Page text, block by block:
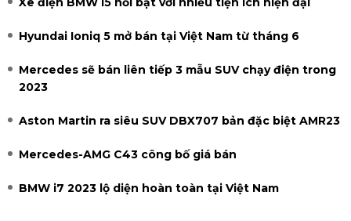
Hyundai Ioniq 5 mở bán tại Việt Nam từ tháng 6
Mercedes sẽ bán liên tiếp 3 mẫu SUV chạy điện trong
2023
Aston Martin ra siêu SUV DBX707 bản đặc biệt AMR23
Mercedes-AMG C43 công bố giá bán
BMW i7 2023 lộ diện hoàn toàn tại Việt Nam